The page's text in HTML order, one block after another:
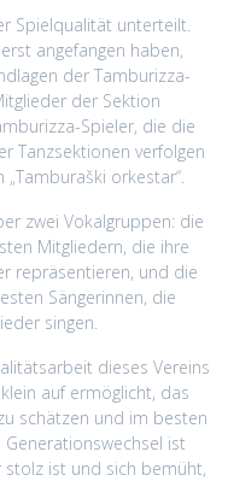
Spielqualität unterteilt.
angefangen haben,
der Tamburizza-
der Sektion
Spieler, die die
Tanzsektionen verfolgen
orkestar“.
zwei Vokalgruppen: die
Mitgliedern, die ihre
repräsentieren, und die
Sängerinnen, die
singen.
dieses Vereins
auf ermöglicht, das
schätzen und im besten
ist
stolz ist und sich bemüht,